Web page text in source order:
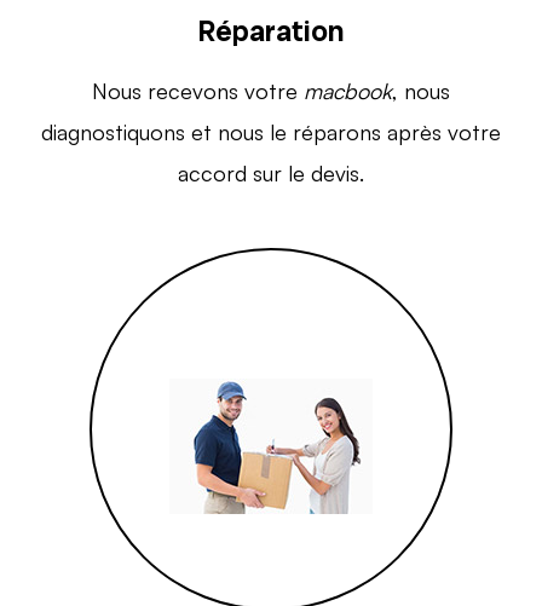
Réparation
Nous recevons votre macbook, nous
diagnostiquons et nous le réparons après votre
accord sur le devis.